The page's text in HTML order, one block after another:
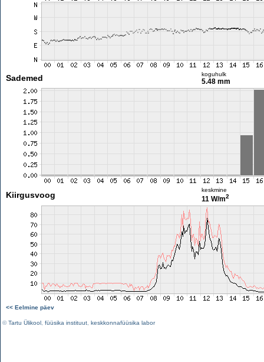
Sademed koguhulk
5.48 mm
Kiirgusvoog
keskmine
11 W/m2
<< Eelmine päev
©Tartu Ülikool füüsika instituut keskkonnafüüsika labor